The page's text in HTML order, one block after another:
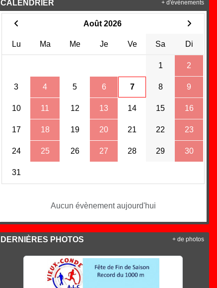
CALENDRIER
Août 2026
Lu Ma Me Je Ve Sa Di
1 2
3 4 5 6 7 8 9
10 11 12 13 14 15 16
17 18 19 20 21 22 23
24 25 26 27 28 29 30
31
Aucun évènement aujourd'hui
+ d'évènements
DERNIÈRES PHOTOS + de photos